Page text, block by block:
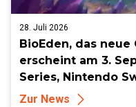
28. Juli 2026
BioEden, das
erscheint am 3.
Series, Nintendo
Zur News